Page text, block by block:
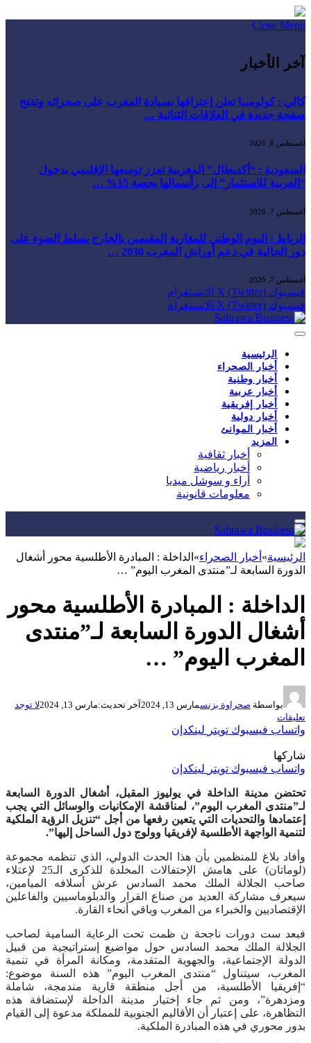
Close Menu
آخر الأخبار
كالي : كولومبيا تعلن إعترافها بسيادة المغرب على صحرائه وتفتح
صفحة جديدة في العلاقات الثنائية …
أغسطس 8, 2026
السعودية : “أكديطال” المغربية تعزز توسعها الإقليمي بدخول
“العربية للاستثمار” إلى رأسمالها بحصة 15% …
أغسطس 7, 2026
الرباط : اليوم الوطني للمغاربة المقيمين بالخارج يسلط الضوء على
دور الجالية في دعم أوراش المغرب 2030 …
أغسطس 7, 2026
فيسبوك X (Twitter) الانستغرام
فيسبوك X (Twitter) الانستغرام
الرئيسية
أخبار الصحراء
أخبار وطنية
أخبار عربية
أخبار إفريقية
أخبار دولية
أخبار الموانئ
المزيد
أخبار ثقافية
أخبار رياضية
أراء و سوشل ميديا
معلومات قانونية
الرئيسية» أخبار الصحراء» الداخلة : المبادرة الأطلسية محور أشغال
الدورة السابعة لـ”منتدى المغرب اليوم” …
الداخلة : المبادرة الأطلسية محور
أشغال الدورة السابعة لـ”منتدى
المغرب اليوم” …
بواسطة صحراوة بزنسمارس 13, 2024 آخر تحديث:مارس 13, 2024
لا توجد
تعليقات
واتساب فيسبوك تويتر لينكدإن
شاركها
واتساب فيسبوك تويتر لينكدإن
تحتضن مدينة الداخلة في يوليوز المقبل، أشغال الدورة السابعة
لـ”منتدى المغرب اليوم”، لمناقشة الإمكانيات والوسائل التي يجب
إعتمادها والتحديات التي يتعين رفعها من أجل “تنزيل الرؤية الملكية
لتنمية الواجهة الأطلسية لإفريقيا وولوج دول الساحل إليها”.
وأفاد بلاغ للمنظمين بأن هذا الحدث الدولي، الذي تنظمه مجموعة
(لوماتان) على هامش الإحتفالات المخلدة للذكرى الـ25 لإعتلاء
صاحب الجلالة الملك محمد السادس عرش أسلافه الميامين،
سيعرف مشاركة العديد من صناع القرار والدبلوماسيين والفاعلين
الإقتصاديين والخبراء من المغرب وباقي أنحاء القارة.
فبعد ست دورات ناجحة ن ظمت تحت الرعاية السامية لصاحب
الجلالة الملك محمد السادس حول مواضيع إستراتيجية من قبيل
الدولة الإجتماعية، والجهوية المتقدمة، ومكانة المرأة في تنمية
المغرب، سيتناول “منتدى المغرب اليوم” هذه السنة موضوع:
“إفريقيا الأطلسية، من أجل منطقة قارية مندمجة، شاملة
ومزدهرة”، ومن ثم جاء إختيار مدينة الداخلة لإستضافة هذه
التظاهرة، على إعتبار أن الأقاليم الجنوبية للمملكة مدعوة إلى القيام
بدور محوري في هذه المبادرة الملكية.